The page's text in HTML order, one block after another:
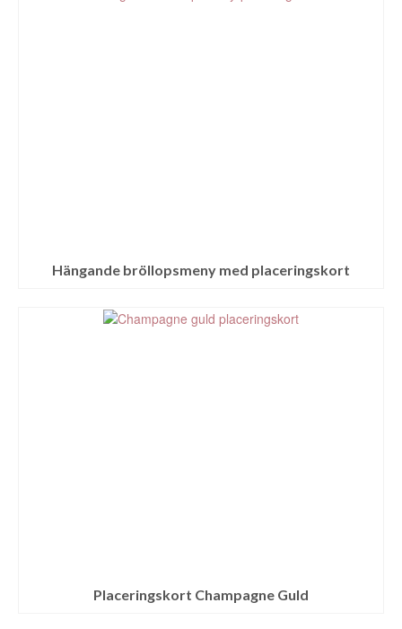
Hängande bröllopsmeny med placeringskort
Placeringskort Champagne Guld